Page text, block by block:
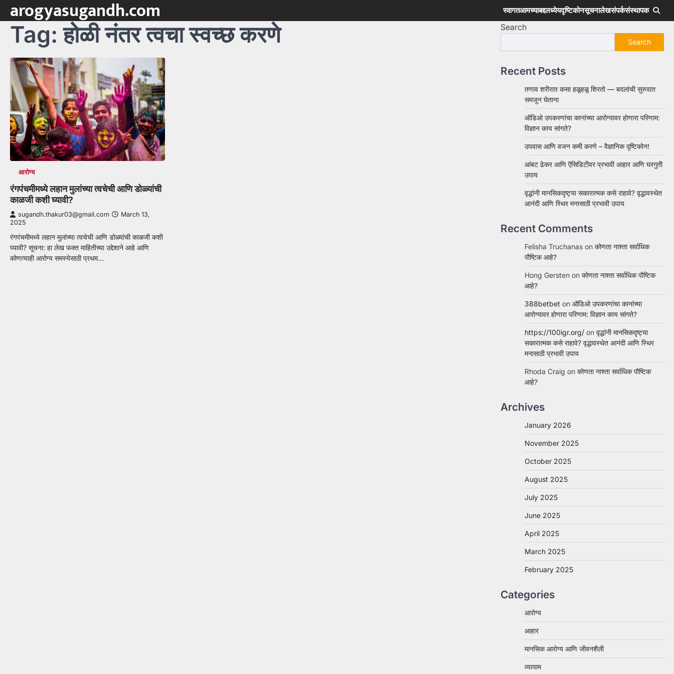
Skip
content
arogyasugandh.com स्वागतआमच्याबद्दलध्येयदृष्टिकोनसूचनालेखसंपर्कसंस्थापक
Tag:होळी नंतर त्वचा स्वच्छ करणे
आरोग्य
रंगपंचमीमध्ये लहान मुलांच्या त्वचेची आणि डोळ्यांची
काळजी कशी घ्यावी?
sugandh.thakur03@gmail.com
March 13,
2025
रंगपंचमीमध्ये लहान मुलांच्या त्वचेची आणि डोळ्यांची काळजी कशी
घ्यावी? सूचना: हा लेख फक्त माहितीच्या उद्देशाने आहे आणि
कोणत्याही आरोग्य समस्येसाठी प्रथम…
Search
Search
Recent Posts
तणाव शरीरात कसा हळूहळू शिरतो — बदलांची सुरुवात
समजून घेताना
ऑडिओ उपकरणांचा कानांच्या आरोग्यावर होणारा परिणाम:
विज्ञान काय सांगते?
उपवास आणि वजन कमी करणे – वैज्ञानिक दृष्टिकोन!
आंबट ढेकर आणि ऍसिडिटीवर प्रभावी आहार आणि घरगुती
उपाय
वृद्धांनी मानसिकदृष्ट्या सकारात्मक कसे राहावे? वृद्धावस्थेत
आनंदी आणि स्थिर मनासाठी प्रभावी उपाय
Recent Comments
Felisha Truchanas on कोणता नाश्ता सर्वाधिक
पौष्टिक आहे?
Hong Gersten on कोणता नाश्ता सर्वाधिक पौष्टिक
आहे?
388betbet on ऑडिओ उपकरणांचा कानांच्या
आरोग्यावर होणारा परिणाम: विज्ञान काय सांगते?
https://100igr.org/ on वृद्धांनी मानसिकदृष्ट्या
सकारात्मक कसे राहावे? वृद्धावस्थेत आनंदी आणि स्थिर
मनासाठी प्रभावी उपाय
Rhoda Craig on कोणता नाश्ता सर्वाधिक पौष्टिक
आहे?
Archives
January 2026
November 2025
October 2025
August 2025
July 2025
June 2025
April 2025
March 2025
February 2025
Categories
आरोग्य
आहार
मानसिक आरोग्य आणि जीवनशैली
व्यायाम